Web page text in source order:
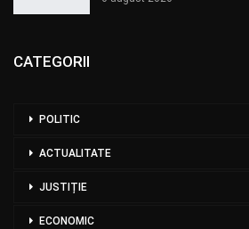
CATEGORII
POLITIC
ACTUALITATE
JUSTIȚIE
ECONOMIC